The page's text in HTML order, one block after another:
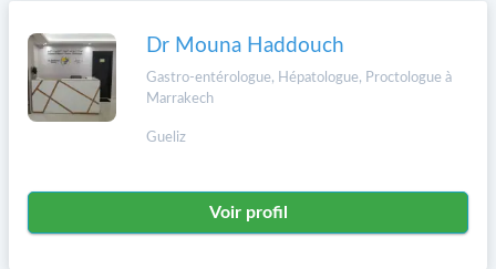
Dr Mouna Haddouch
Gastro-entérologue, Hépatologue, Proctologue à
Marrakech
Gueliz
Voir profil